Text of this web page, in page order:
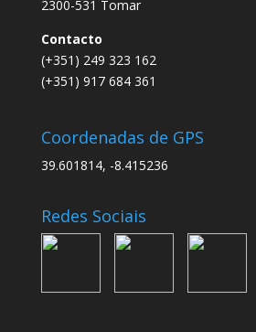
2300-531 Tomar
Contacto
(+351) 249 323 162
(+351) 917 684 361
Coordenadas de GPS
39.601814, -8.415236
Redes Sociais